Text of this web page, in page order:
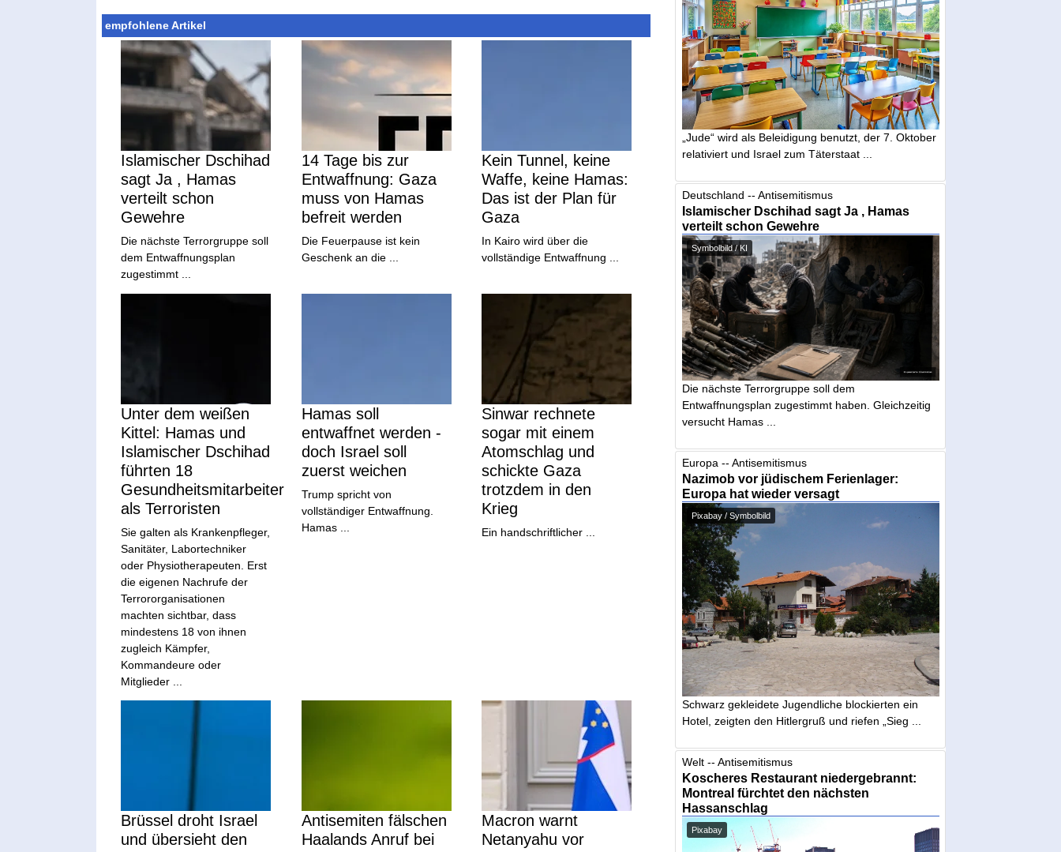
empfohlene Artikel
Islamischer Dschihad
sagt Ja , Hamas
verteilt schon
Gewehre
Die nächste Terrorgruppe soll
dem Entwaffnungsplan
zugestimmt ...
14 Tage bis zur
Entwaffnung: Gaza
muss von Hamas
befreit werden
Die Feuerpause ist kein
Geschenk an die ...
Kein Tunnel, keine
Waffe, keine Hamas:
Das ist der Plan für
Gaza
In Kairo wird über die
vollständige Entwaffnung ...
Unter dem weißen
Kittel: Hamas und
Islamischer Dschihad
führten 18
Gesundheitsmitarbeiter
als Terroristen
Sie galten als Krankenpfleger,
Sanitäter, Labortechniker
oder Physiotherapeuten. Erst
die eigenen Nachrufe der
Terrororganisationen
machten sichtbar, dass
mindestens 18 von ihnen
zugleich Kämpfer,
Kommandeure oder
Mitglieder ...
Hamas soll
entwaffnet werden -
doch Israel soll
zuerst weichen
Trump spricht von
vollständiger Entwaffnung.
Hamas ...
Sinwar rechnete
sogar mit einem
Atomschlag und
schickte Gaza
trotzdem in den
Krieg
Ein handschriftlicher ...
Brüssel droht Israel
und übersieht den
Antisemiten fälschen
Haalands Anruf bei
Macron warnt
Netanyahu vor
„Jude“ wird als Beleidigung benutzt, der 7. Oktober
relativiert und Israel zum Täterstaat ...
Deutschland -- Antisemitismus
Islamischer Dschihad sagt Ja , Hamas
verteilt schon Gewehre
Symbolbild / KI
Die nächste Terrorgruppe soll dem
Entwaffnungsplan zugestimmt haben. Gleichzeitig
versucht Hamas ...
Europa -- Antisemitismus
Nazimob vor jüdischem Ferienlager:
Europa hat wieder versagt
Pixabay / Symbolbild
Schwarz gekleidete Jugendliche blockierten ein
Hotel, zeigten den Hitlergruß und riefen „Sieg ...
Welt -- Antisemitismus
Koscheres Restaurant niedergebrannt:
Montreal fürchtet den nächsten
Hassanschlag
Pixabay